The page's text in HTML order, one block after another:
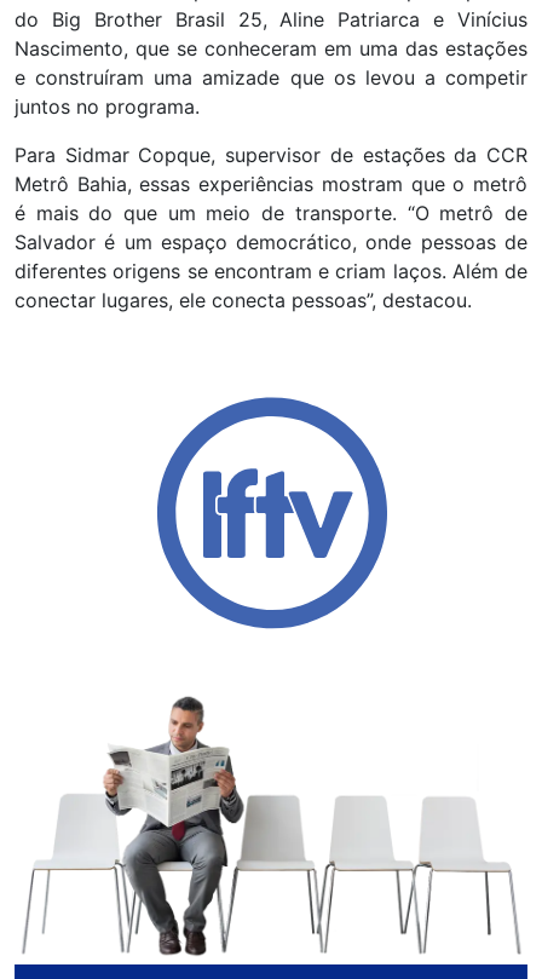
do Big Brother Brasil 25, Aline Patriarca e Vinícius
Nascimento, que se conheceram em uma das estações
e construíram uma amizade que os levou a competir
juntos no programa.
Para Sidmar Copque, supervisor de estações da CCR
Metrô Bahia, essas experiências mostram que o metrô
é mais do que um meio de transporte. “O metrô de
Salvador é um espaço democrático, onde pessoas de
diferentes origens se encontram e criam laços. Além de
conectar lugares, ele conecta pessoas”, destacou.